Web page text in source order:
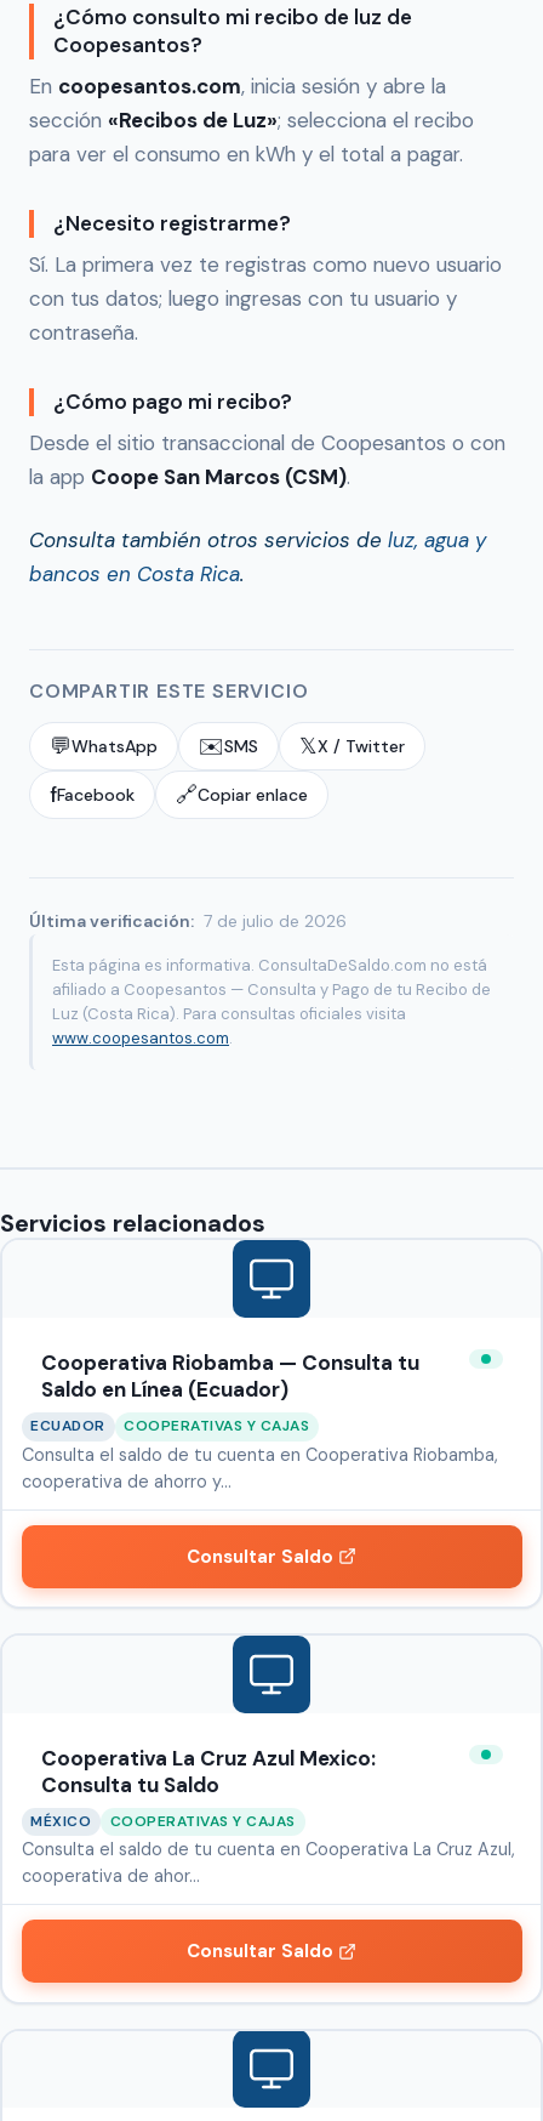
¿Cómo consulto mi recibo de luz de
Coopesantos?
En coopesantos.com, inicia sesión y abre la
sección «Recibos de Luz»; selecciona el recibo
para ver el consumo en kWh y el total a pagar.
¿Necesito registrarme?
Sí. La primera vez te registras como nuevo usuario
con tus datos; luego ingresas con tu usuario y
contraseña.
¿Cómo pago mi recibo?
Desde el sitio transaccional de Coopesantos o con
la app Coope San Marcos (CSM).
Consulta también otros servicios de luz, agua y
bancos en Costa Rica.
COMPARTIR ESTE SERVICIO
💬WhatsApp ✉️SMS 𝕏X / Twitter
fFacebook 🔗Copiar enlace
Última verificación: 7 de julio de 2026
Esta página es informativa. ConsultaDeSaldo.com no está
afiliado a Coopesantos — Consulta y Pago de tu Recibo de
Luz (Costa Rica). Para consultas oficiales visita
www.coopesantos.com.
Servicios relacionados
Cooperativa Riobamba — Consulta tu
Saldo en Línea (Ecuador)
ECUADOR COOPERATIVAS Y CAJAS
Consulta el saldo de tu cuenta en Cooperativa Riobamba,
cooperativa de ahorro y…
Consultar Saldo
Cooperativa La Cruz Azul Mexico:
Consulta tu Saldo
MÉXICO COOPERATIVAS Y CAJAS
Consulta el saldo de tu cuenta en Cooperativa La Cruz Azul,
cooperativa de ahor…
Consultar Saldo